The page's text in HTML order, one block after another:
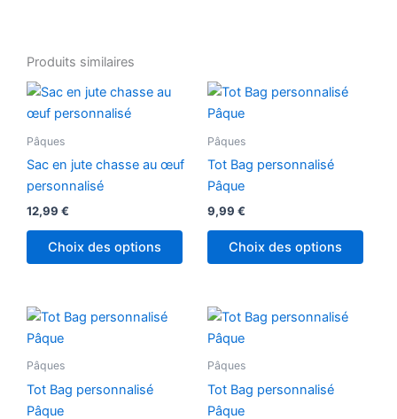
Produits similaires
Pâques
Sac en jute chasse au œuf
personnalisé
12,99 €
Choix des options
Pâques
Tot Bag personnalisé
Pâque
9,99 €
Choix des options
Pâques
Tot Bag personnalisé
Pâque
Pâques
Tot Bag personnalisé
Pâque